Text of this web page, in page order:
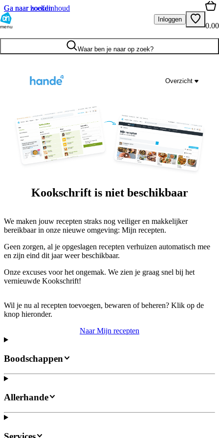
Ga naar hoofdinhoud
Ga naar zoeken
menu
Inloggen
0.00
Waar ben je naar op zoek?
Overzicht
Kookschrift is niet beschikbaar
We maken jouw recepten straks nog veiliger en makkelijker
bereikbaar in onze nieuwe omgeving: Mijn recepten.
Geen zorgen, al je opgeslagen recepten verhuizen automatisch mee
en zijn eind dit jaar weer beschikbaar.
Onze excuses voor het ongemak. We zien je graag snel bij het
vernieuwde Kookschrift!
Wil je nu al recepten toevoegen, bewaren of beheren? Klik op de
knop hieronder.
Naar Mijn recepten
Boodschappen
Allerhande